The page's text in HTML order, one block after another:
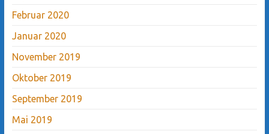
Februar 2020
Januar 2020
November 2019
Oktober 2019
September 2019
Mai 2019